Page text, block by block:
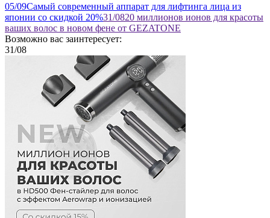
05/09Самый современный аппарат для лифтинга лица из
японии со скидкой 20%31/0820 миллионов ионов для красоты
ваших волос в новом фене от GEZATONE
Возможно вас заинтересует:
31/08